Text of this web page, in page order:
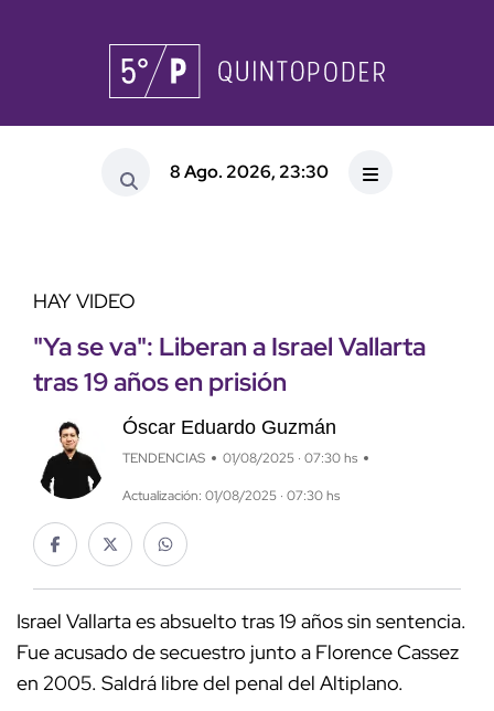
8 Ago. 2026, 23:30
HAY VIDEO
"Ya se va": Liberan a Israel Vallarta
tras 19 años en prisión
Óscar Eduardo Guzmán
TENDENCIAS 01/08/2025 · 07:30 hs
Actualización: 01/08/2025 · 07:30 hs
Israel Vallarta es absuelto tras 19 años sin sentencia.
Fue acusado de secuestro junto a Florence Cassez
en 2005. Saldrá libre del penal del Altiplano.